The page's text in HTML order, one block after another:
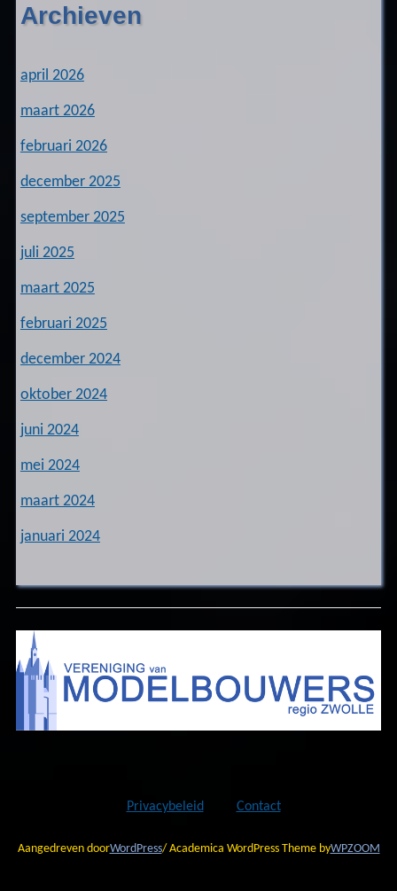
Archieven
april 2026
maart 2026
februari 2026
december 2025
september 2025
juli 2025
maart 2025
februari 2025
december 2024
oktober 2024
juni 2024
mei 2024
maart 2024
januari 2024
Privacybeleid Contact
Aangedreven doorWordPress/ Academica WordPress Theme byWPZOOM